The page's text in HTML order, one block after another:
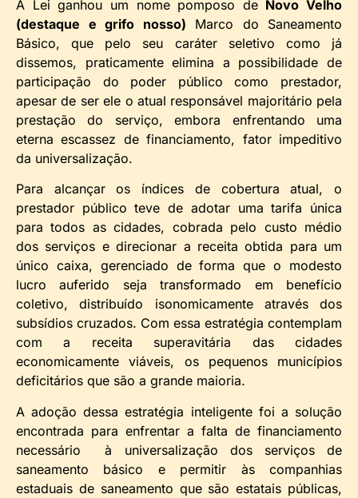
A Lei ganhou um nome pomposo de Novo Velho
(destaque e grifo nosso) Marco do Saneamento
Básico, que pelo seu caráter seletivo como já
dissemos, praticamente elimina a possibilidade de
participação do poder público como prestador,
apesar de ser ele o atual responsável majoritário pela
prestação do serviço, embora enfrentando uma
eterna escassez de financiamento, fator impeditivo
da universalização.
Para alcançar os índices de cobertura atual, o
prestador público teve de adotar uma tarifa única
para todos as cidades, cobrada pelo custo médio
dos serviços e direcionar a receita obtida para um
único caixa, gerenciado de forma que o modesto
lucro auferido seja transformado em benefício
coletivo, distribuído isonomicamente através dos
subsídios cruzados. Com essa estratégia contemplam
com a receita superavitária das cidades
economicamente viáveis, os pequenos municípios
deficitários que são a grande maioria.
A adoção dessa estratégia inteligente foi a solução
encontrada para enfrentar a falta de financiamento
necessário à universalização dos serviços de
saneamento básico e permitir às companhias
estaduais de saneamento que são estatais públicas,